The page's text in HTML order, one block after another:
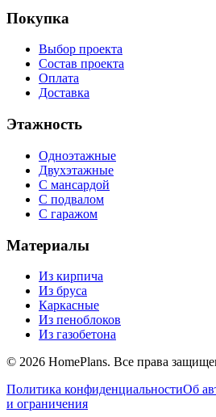
Покупка
Выбор проекта
Состав проекта
Оплата
Доставка
Этажность
Одноэтажные
Двухэтажные
С мансардой
С подвалом
С гаражом
Материалы
Из кирпича
Из бруса
Каркасные
Из пеноблоков
Из газобетона
© 2026 HomePlans. Все права
Политика конфиденциальностиОб
и ограничения